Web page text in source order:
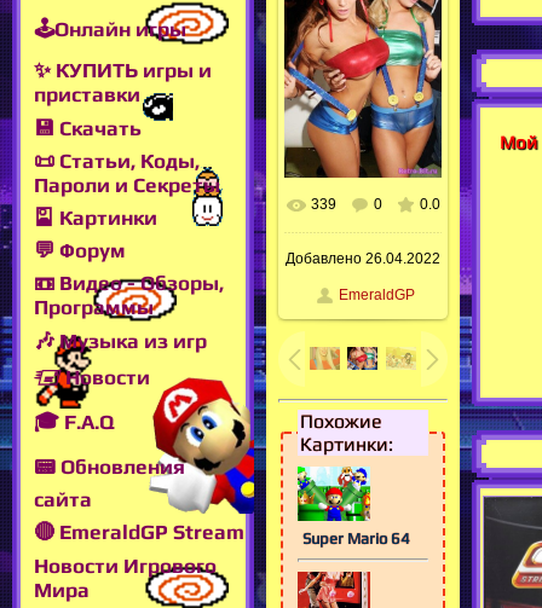
🕹Онлайн игры
✨ КУПИТЬ игры и
приставки
💾 Скачать
📜 Статьи, Коды,
Пароли и Секреты
🎴 Картинки
💬 Форум
📼 Видео - Обзоры,
Программы
🎶 Музыка из игр
🖅 Новости
🎓 F.A.Q
📟 Обновления
сайта
🔴 EmeraldGP Stream
Новости Игрового
Мира
339 0 0.0
Добавлено 26.04.2022
EmeraldGP
Похожие
Картинки:
Super Mario 64
Мой